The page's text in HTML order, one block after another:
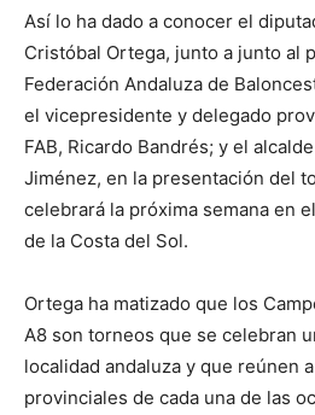
Así lo ha dado a conocer el
Cristóbal Ortega, junto a junto al
Federación Andaluza de
el vicepresidente y delegado
FAB, Ricardo Bandrés; y el
Jiménez, en la presentación del
celebrará la próxima semana en
de la Costa del Sol.
Ortega ha matizado que los
A8 son torneos que se celebran
localidad andaluza y que reúnen
provinciales de cada una de las